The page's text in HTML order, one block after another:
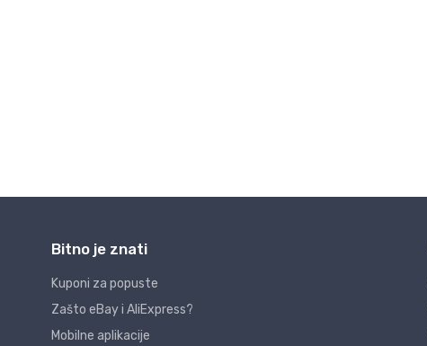
Bitno je znati
Kuponi za popuste
Zašto eBay i AliExpress?
Mobilne aplikacije